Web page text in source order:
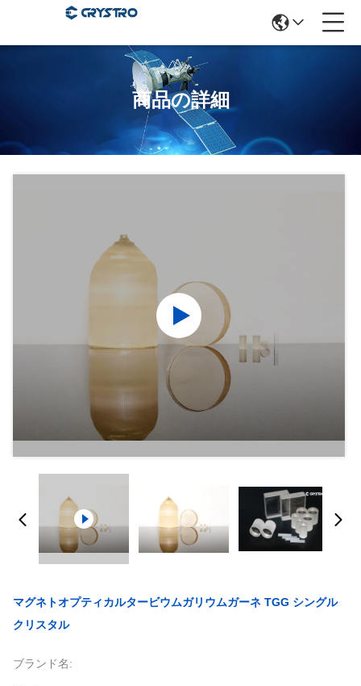
商品の詳細
マグネトオプティカルタービウムガリウムガーネ TGG シングル
クリスタル
ブランド名: